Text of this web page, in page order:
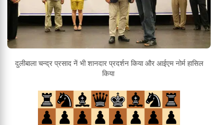
दुलीबाला चन्द्र प्रसाद नें भी शानदार प्रदर्शन किया और आईएम नोर्म हासिल
किया